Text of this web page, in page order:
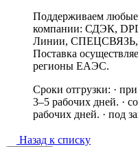
Поддерживаем любые
компании: СДЭК,
Линии, СПЕЦСВЯЗЬ,
Поставка
регионы ЕАЭС.
Сроки отгрузки: ·
3–5 рабочих дней. ·
рабочих дней. · под
Назад к списку